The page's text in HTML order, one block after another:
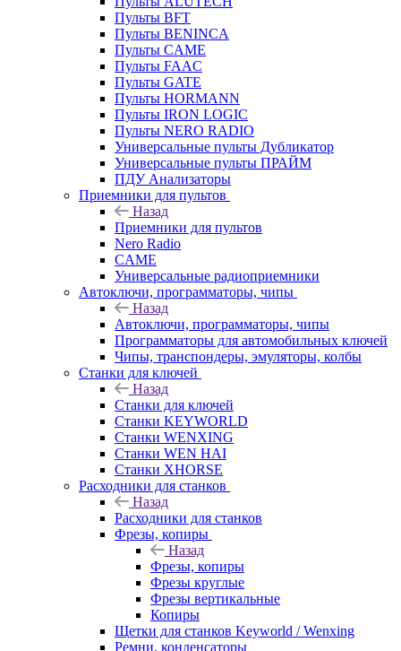
Пульты BFT
Пульты BENINCA
Пульты CAME
Пульты FAAC
Пульты GATE
Пульты HORMANN
Пульты IRON LOGIC
Пульты NERO RADIO
Универсальные пульты Дубликатор
Универсальные пульты ПРАЙМ
ПДУ Анализаторы
Приемники для пультов
Назад
Приемники для пультов
Nero Radio
CAME
Универсальные радиоприемники
Автоключи, программаторы, чипы
Назад
Автоключи, программаторы, чипы
Программаторы для автомобильных ключей
Чипы, транспондеры, эмуляторы, колбы
Станки для ключей
Назад
Станки для ключей
Станки KEYWORLD
Станки WENXING
Станки WEN HAI
Станки XHORSE
Расходники для станков
Назад
Расходники для станков
Фрезы, копиры
Назад
Фрезы, копиры
Фрезы круглые
Фрезы вертикальные
Копиры
Щетки для станков Keyworld / Wenxing
Ремни, конденсаторы